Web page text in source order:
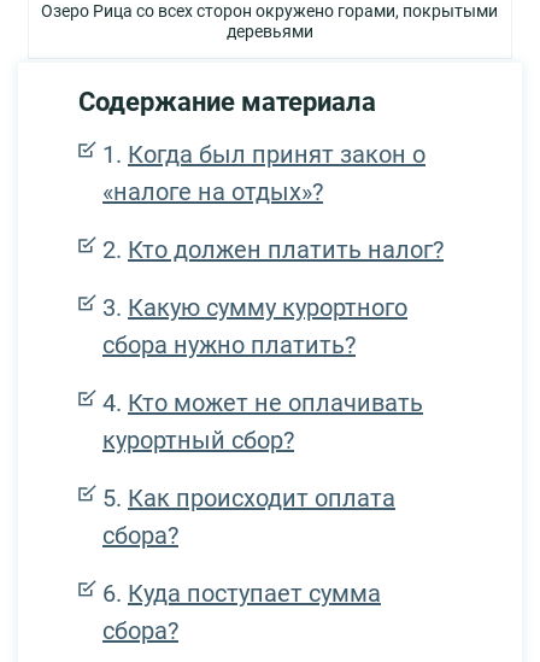
Озеро Рица со всех сторон окружено горами, покрытыми
деревьями
Содержание материала
Когда был принят закон о
«налоге на отдых»?
Кто должен платить налог?
Какую сумму курортного
сбора нужно платить?
Кто может не оплачивать
курортный сбор?
Как происходит оплата
сбора?
Куда поступает сумма
сбора?